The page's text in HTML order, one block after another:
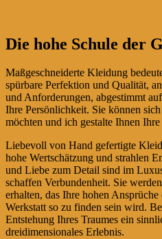
Die hohe Schule der
Maßgeschneiderte Kleidung
spürbare Perfektion und Qualität,
und Anforderungen, abgestimmt
Ihre Persönlichkeit. Sie können
möchten und ich gestalte Ihnen
Liebevoll von Hand gefertigte
hohe Wertschätzung und strahlen
und Liebe zum Detail sind im
schaffen Verbundenheit. Sie
erhalten, das Ihre hohen
Werkstatt so zu finden sein wird.
Entstehung Ihres Traumes ein
dreidimensionales Erlebnis.